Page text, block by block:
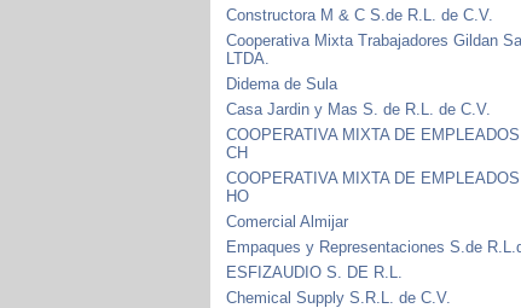
Constructora M & C S.de R.L. de C.V.
Cooperativa Mixta Trabajadores Gildan
LTDA.
Didema de Sula
Casa Jardin y Mas S. de R.L. de C.V.
COOPERATIVA MIXTA DE
CH
COOPERATIVA MIXTA DE
HO
Comercial Almijar
Empaques y Representaciones S.de
ESFIZAUDIO S. DE R.L.
Chemical Supply S.R.L. de C.V.